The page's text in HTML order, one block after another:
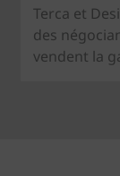
Terca et
des
vendent la